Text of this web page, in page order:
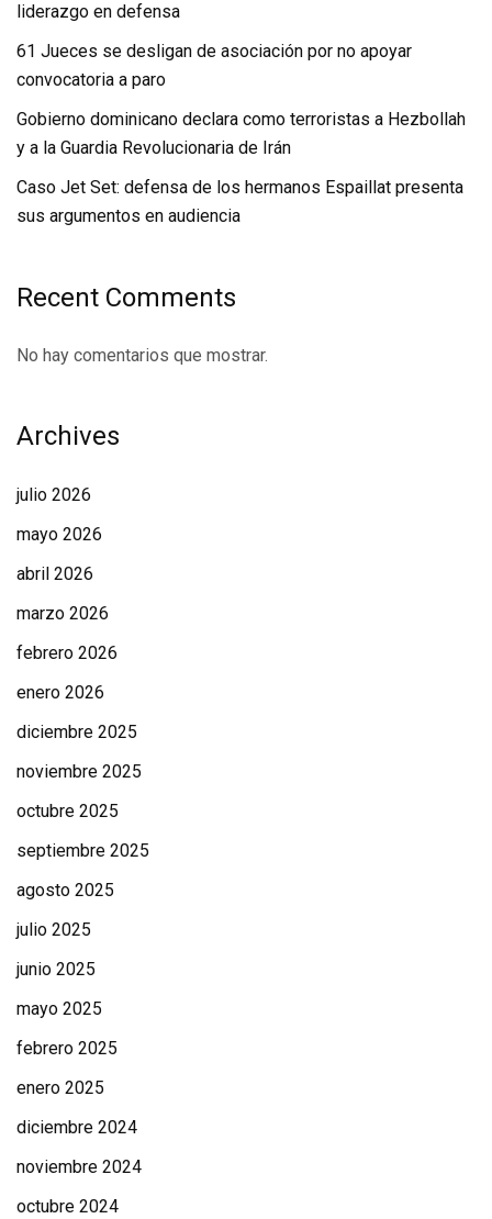
liderazgo en defensa
61 Jueces se desligan de asociación por no apoyar
convocatoria a paro
Gobierno dominicano declara como terroristas a Hezbollah
y a la Guardia Revolucionaria de Irán
Caso Jet Set: defensa de los hermanos Espaillat presenta
sus argumentos en audiencia
Recent Comments
No hay comentarios que mostrar.
Archives
julio 2026
mayo 2026
abril 2026
marzo 2026
febrero 2026
enero 2026
diciembre 2025
noviembre 2025
octubre 2025
septiembre 2025
agosto 2025
julio 2025
junio 2025
mayo 2025
febrero 2025
enero 2025
diciembre 2024
noviembre 2024
octubre 2024